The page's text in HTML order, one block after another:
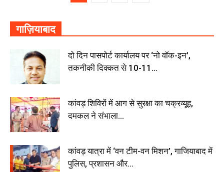
गाज़ियाबाद
दो दिन पासपोर्ट कार्यालय पर ‘नो वॉक-इन’,
तकनीकी दिक्कत से 10-11...
कांवड़ शिविरों में आग से सुरक्षा का चक्रव्यूह,
दमकल ने संभाला...
कांवड़ यात्रा में ‘वन टीम-वन मिशन’, गाजियाबाद में
पुलिस, प्रशासन और...